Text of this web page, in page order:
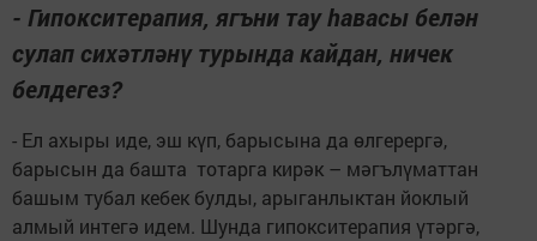
- Гипокситерапия, ягъни тау һавасы белән
сулап сихәтләнү турында кайдан, ничек
белдегез?
- Ел ахыры иде, эш күп, барысына да өлгерергә,
барысын да башта тотарга кирәк – мәгълүматтан
башым тубал кебек булды, арыганлыктан йоклый
алмый интегә идем. Шунда гипокситерапия үтәргә,